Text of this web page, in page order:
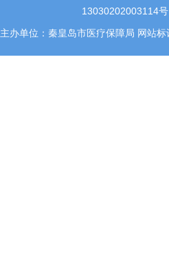
13030202003114号
主办单位：秦皇岛市医疗保障局 网站